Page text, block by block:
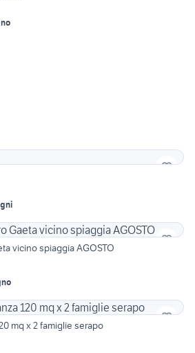
vicino spiaggia AGOSTO
mq x 2 famiglie serapo